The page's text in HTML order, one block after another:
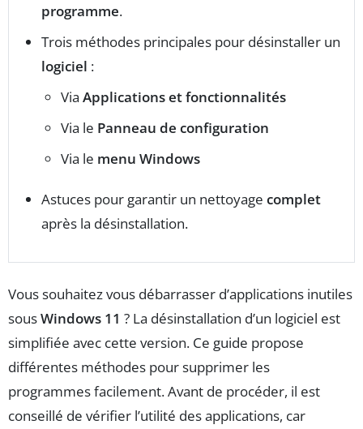
programme.
Trois méthodes principales pour désinstaller un
logiciel :
Via Applications et fonctionnalités
Via le Panneau de configuration
Via le menu Windows
Astuces pour garantir un nettoyage complet
après la désinstallation.
Vous souhaitez vous débarrasser d’applications inutiles
sousWindows 11 ? La désinstallation d’un logiciel est
simplifiée avec cette version. Ce guide propose
différentes méthodes pour supprimer les
programmes facilement. Avant de procéder, il est
conseillé de vérifier l’utilité des applications, car